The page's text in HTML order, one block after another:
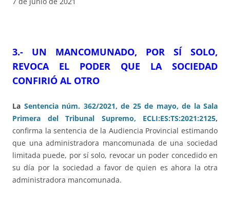
3.- UN MANCOMUNADO, POR SÍ SOLO,
REVOCA EL PODER QUE LA SOCIEDAD
CONFIRIÓ AL OTRO
La Sentencia núm. 362/2021, de 25 de mayo, de la Sala
Primera del Tribunal Supremo, ECLI:ES:TS:2021:2125,
confirma la sentencia de la Audiencia Provincial estimando
que una administradora mancomunada de una sociedad
limitada puede, por sí solo, revocar un poder concedido en
su día por la sociedad a favor de quien es ahora la otra
administradora mancomunada.